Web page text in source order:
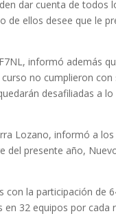
dar cuenta de
de ellos desee que le
informó además
no cumplieron
desafiliadas a
Lozano, informó a
del presente año,
con la participación de
en 32 equipos por